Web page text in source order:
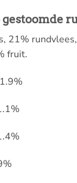
21%
fruit.